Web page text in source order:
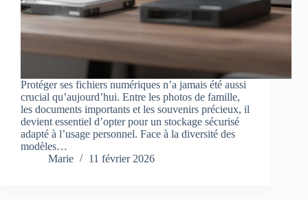
Protéger ses fichiers numériques n’a jamais été aussi
crucial qu’aujourd’hui. Entre les photos de famille,
les documents importants et les souvenirs précieux, il
devient essentiel d’opter pour un stockage sécurisé
adapté à l’usage personnel. Face à la diversité des
modèles…
Marie
11 février 2026